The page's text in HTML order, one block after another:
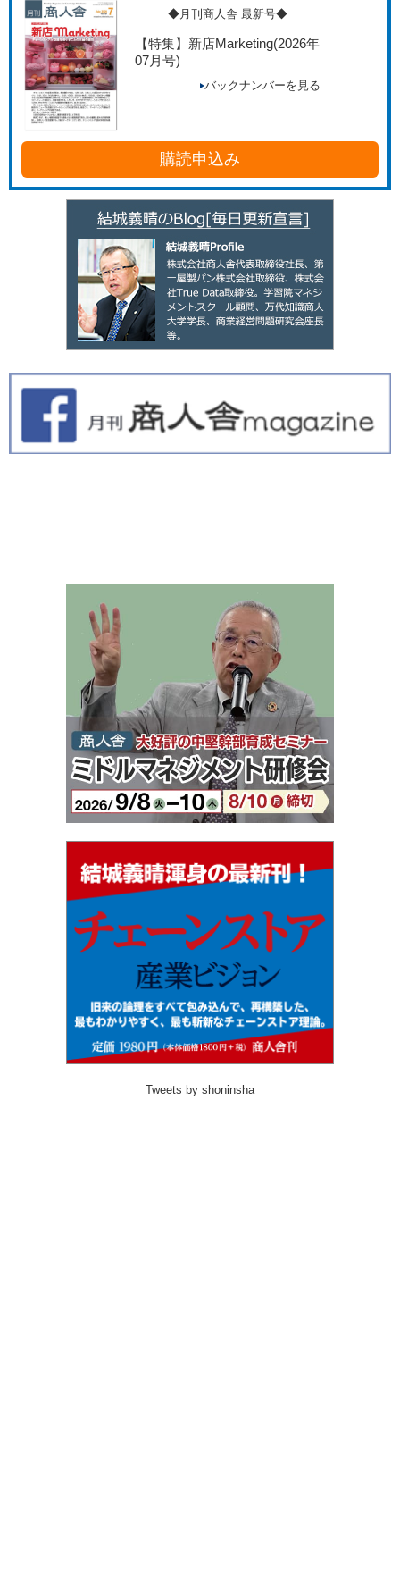
◆月刊商人舎 最新号◆
【特集】新店Marketing(2026年
07月号)
バックナンバーを見る
購読申込み
Tweets by shoninsha